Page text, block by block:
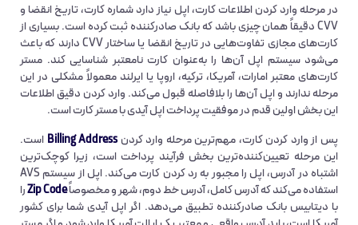
در مرحله وارد کردن اطلاعات کارت، اپل نیاز دارد شماره کارت، تاریخ انقضا و
CVV دقیقاً همان چیزی باشد که بانک صادرکننده ثبت کرده است. بسیاری از
کارت‌های مجازی تفاوت‌هایی در تاریخ انقضا یا ساختار CVV دارند که باعث
می‌شود سیستم اپل آن‌ها را به‌عنوان کارت نامعتبر شناسایی کند. مستر
کارت‌های معتبر امارات، آمریکا، ترکیه، اروپا یا ایرلند معمولاً مشکلی در این
مرحله ندارند و اپل آن‌ها را بلافاصله قبول می‌کند. وارد کردن دقیق اطلاعات
این بخش اولین قدم در موفقیت پرداخت اپل آیدی با مستر کارت است.
پس از وارد کردن کارت، مهم‌ترین مرحله وارد کردنBilling Address است.
این مرحله تعیین‌کننده‌ترین بخش فرآیند پرداخت است، زیرا کوچک‌ترین
اشتباه در آدرس، اپل را مجبور به رد کردن کارت می‌کند. اپل از سیستم AVS
استفاده می‌کند که آدرس کامل، آدرس خط دوم، شهر و مخصوصاًZip Codeرا
با دیتابیس بانک صادرکننده تطبیق می‌دهد. اگر اپل آیدی شما برای کشور